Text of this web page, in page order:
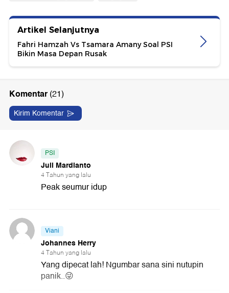
Artikel Selanjutnya
Fahri Hamzah Vs Tsamara Amany Soal PSI
Bikin Masa Depan Rusak